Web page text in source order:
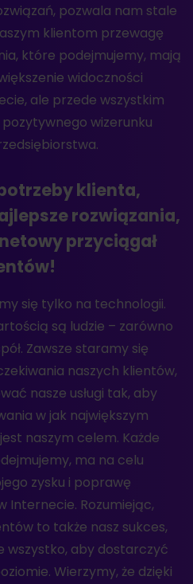
pozwala nam stale
klientom przewagę
które podejmujemy, mają
widoczności
ale przede wszystkim
wizerunku
klienta,
rozwiązania,
przyciągał
się tylko na technologii.
są ludzie – zarówno
Zawsze staramy się
naszych klientów,
nasze usługi tak, aby
w jak największym
naszym celem. Każde
ma na celu
zysku i poprawę
Internecie. Rozumiejąc,
to także nasz sukces,
wszystko, aby dostarczyć
Wierzymy, że dzięki